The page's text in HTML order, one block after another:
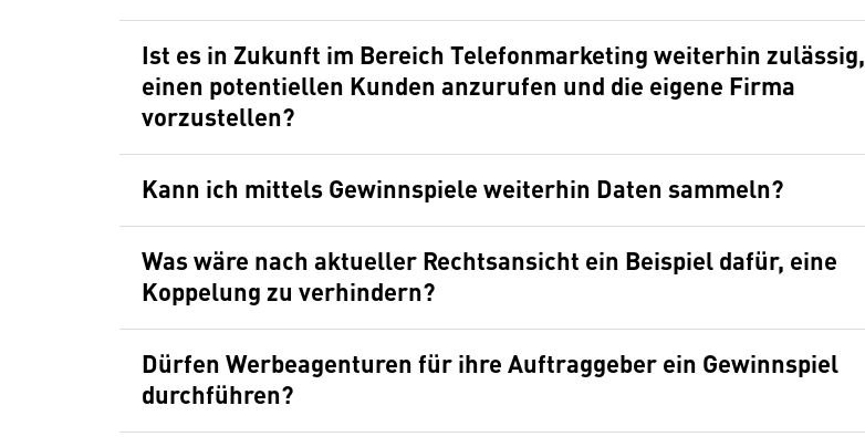
Ist es in Zukunft im Bereich Telefonmarketing weiterhin zulässig,
einen potentiellen Kunden anzurufen und die eigene Firma
vorzustellen?
Kann ich mittels Gewinnspiele weiterhin Daten sammeln?
Was wäre nach aktueller Rechtsansicht ein Beispiel dafür, eine
Koppelung zu verhindern?
Dürfen Werbeagenturen für ihre Auftraggeber ein Gewinnspiel
durchführen?